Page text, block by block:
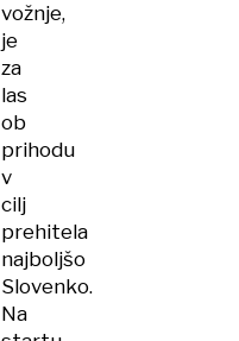
vožnje,
je
za
las
ob
prihodu
v
cilj
prehitela
najboljšo
Slovenko.
Na